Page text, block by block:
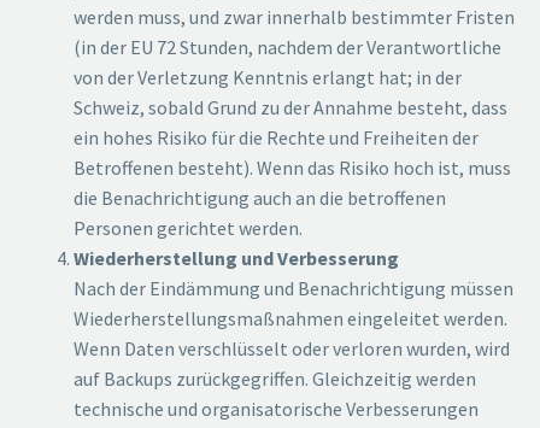
werden muss, und zwar innerhalb bestimmter Fristen
(in der EU 72 Stunden, nachdem der Verantwortliche
von der Verletzung Kenntnis erlangt hat; in der
Schweiz, sobald Grund zu der Annahme besteht, dass
ein hohes Risiko für die Rechte und Freiheiten der
Betroffenen besteht). Wenn das Risiko hoch ist, muss
die Benachrichtigung auch an die betroffenen
Personen gerichtet werden.
Wiederherstellung und Verbesserung
Nach der Eindämmung und Benachrichtigung müssen
Wiederherstellungsmaßnahmen eingeleitet werden.
Wenn Daten verschlüsselt oder verloren wurden, wird
auf Backups zurückgegriffen. Gleichzeitig werden
technische und organisatorische Verbesserungen